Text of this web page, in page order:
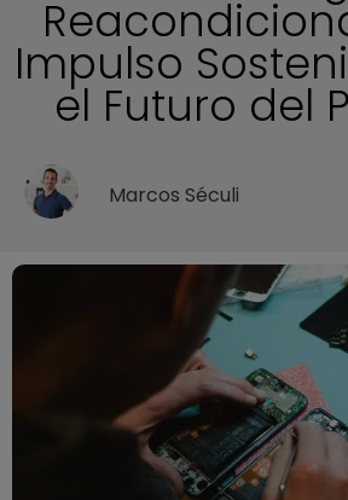
Impulso
el Futuro del
Marcos Séculi